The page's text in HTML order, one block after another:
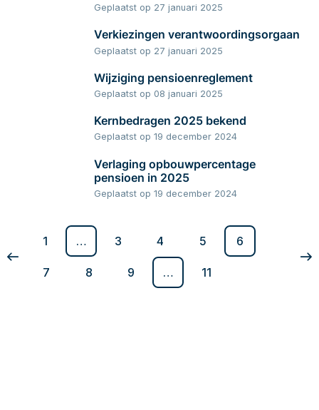
Geplaatst op 27 januari 2025
Verkiezingen verantwoordingsorgaan
Geplaatst op 27 januari 2025
Wijziging pensioenreglement
Geplaatst op 08 januari 2025
Kernbedragen 2025 bekend
Geplaatst op 19 december 2024
Verlaging opbouwpercentage
pensioen in 2025
Geplaatst op 19 december 2024
1 … 3 4 5 6
7 8 9 … 11